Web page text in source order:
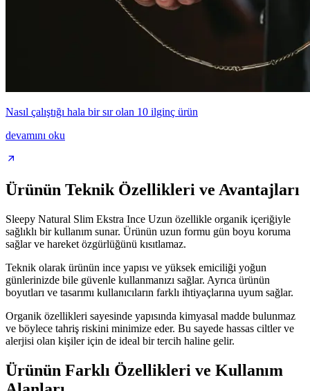
Nasıl çalıştığı hala bir sır olan 10 ilginç ürün
devamını oku
Ürünün Teknik Özellikleri ve Avantajları
Sleepy Natural Slim Ekstra Ince Uzun özellikle organik içeriğiyle
sağlıklı bir kullanım sunar. Ürünün uzun formu gün boyu koruma
sağlar ve hareket özgürlüğünü kısıtlamaz.
Teknik olarak ürünün ince yapısı ve yüksek emiciliği yoğun
günlerinizde bile güvenle kullanmanızı sağlar. Ayrıca ürünün
boyutları ve tasarımı kullanıcıların farklı ihtiyaçlarına uyum sağlar.
Organik özellikleri sayesinde yapısında kimyasal madde bulunmaz
ve böylece tahriş riskini minimize eder. Bu sayede hassas ciltler ve
alerjisi olan kişiler için de ideal bir tercih haline gelir.
Ürünün Farklı Özellikleri ve Kullanım